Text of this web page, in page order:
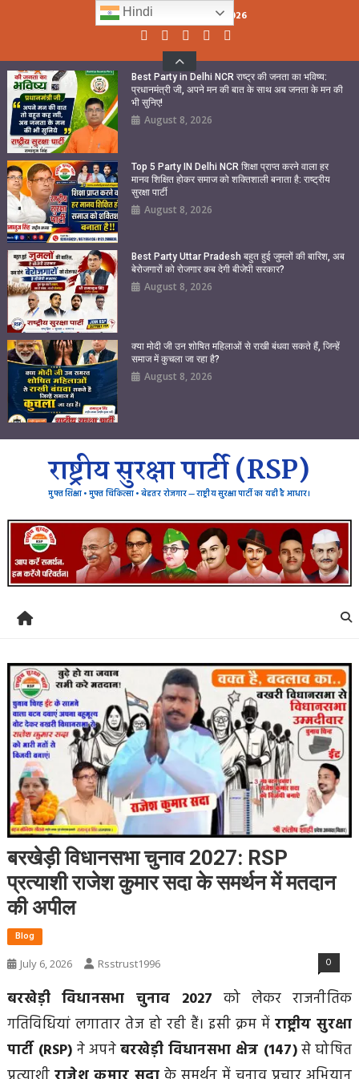
Saturday, August 08, 2026
Best Party in Delhi NCR राष्ट्र की जनता का भविष्य:
प्रधानमंत्री जी, अपने मन की बात के साथ अब जनता के मन की
भी सुनिए!
August 8, 2026
Top 5 Party IN Delhi NCR शिक्षा प्राप्त करने वाला हर
मानव शिक्षित होकर समाज को शक्तिशाली बनाता है: राष्ट्रीय
सुरक्षा पार्टी
August 8, 2026
Best Party Uttar Pradesh बहुत हुई जुमलों की बारिश, अब
बेरोजगारों को रोजगार कब देगी बीजेपी सरकार?
August 8, 2026
क्या मोदी जी उन शोषित महिलाओं से राखी बंधवा सकते हैं, जिन्हें
समाज में कुचला जा रहा है?
August 8, 2026
राष्ट्रीय सुरक्षा पार्टी (RSP)
मुफ्त शिक्षा • मुफ्त चिकित्सा • बेहतर रोजगार — राष्ट्रीय सुरक्षा पार्टी का यही है आधार।
बरखेड़ी विधानसभा चुनाव 2027: RSP
प्रत्याशी राजेश कुमार सदा के समर्थन में मतदान
की अपील
Blog
July 6, 2026
Rsstrust1996 0
बरखेड़ी विधानसभा चुनाव 2027 को लेकर राजनीतिक
गतिविधियां लगातार तेज हो रही हैं। इसी क्रम में राष्ट्रीय सुरक्षा
पार्टी (RSP) ने अपनेबरखेड़ी विधानसभा क्षेत्र (147)से घोषित
Hindi